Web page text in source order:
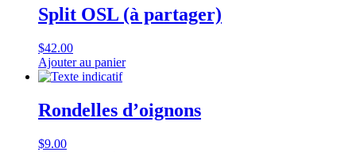
Split OSL (à partager)
$42.00
Ajouter au panier
Rondelles d’oignons
$9.00